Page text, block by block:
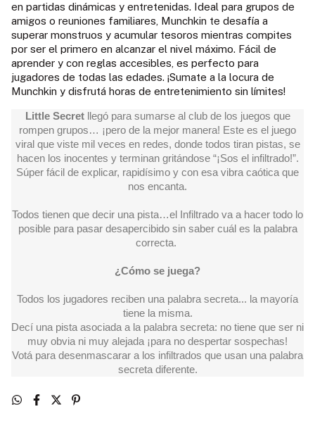
en partidas dinámicas y entretenidas. Ideal para grupos de
amigos o reuniones familiares, Munchkin te desafía a
superar monstruos y acumular tesoros mientras compites
por ser el primero en alcanzar el nivel máximo. Fácil de
aprender y con reglas accesibles, es perfecto para
jugadores de todas las edades. ¡Sumate a la locura de
Munchkin y disfrutá horas de entretenimiento sin límites!
Little Secret llegó para sumarse al club de los juegos que
rompen grupos… ¡pero de la mejor manera! Este es el juego
viral que viste mil veces en redes, donde todos tiran pistas, se
hacen los inocentes y terminan gritándose “¡Sos el infiltrado!”.
Súper fácil de explicar, rapidísimo y con esa vibra caótica que
nos encanta.
Todos tienen que decir una pista…el Infiltrado va a hacer todo lo
posible para pasar desapercibido sin saber cuál es la palabra
correcta.
¿Cómo se juega?
Todos los jugadores reciben una palabra secreta... la mayoría
tiene la misma.
Decí una pista asociada a la palabra secreta: no tiene que ser ni
muy obvia ni muy alejada ¡para no despertar sospechas!
Votá para desenmascarar a los infiltrados que usan una palabra
secreta diferente.